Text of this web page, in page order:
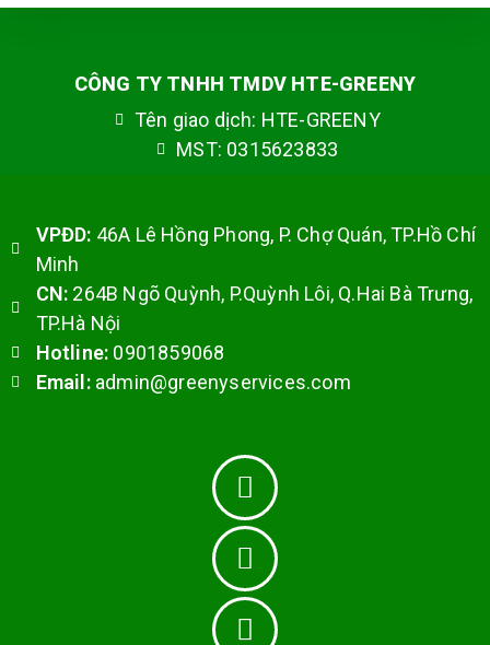
CÔNG TY TNHH TMDV HTE-GREENY
Tên giao dịch: HTE-GREENY
MST: 0315623833
VPĐD: 46A Lê Hồng Phong, P. Chợ Quán, TP.Hồ Chí
Minh
CN: 264B Ngõ Quỳnh, P.Quỳnh Lôi, Q.Hai Bà Trưng,
TP.Hà Nội
Hotline: 0901859068
Email: admin@greenyservices.com